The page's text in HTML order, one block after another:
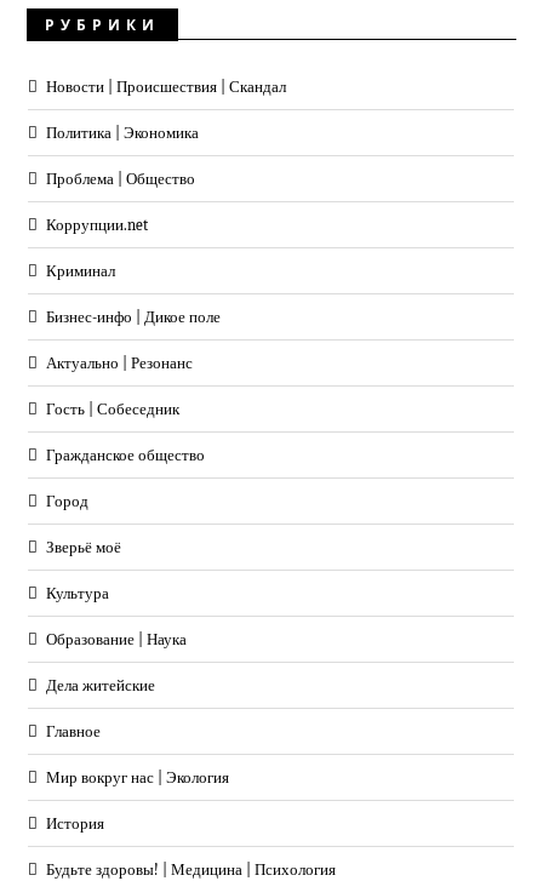
РУБРИКИ
Новости | Происшествия | Скандал
Политика | Экономика
Проблема | Общество
Коррупции.net
Криминал
Бизнес-инфо | Дикое поле
Актуально | Резонанс
Гость | Собеседник
Гражданское общество
Город
Зверьё моё
Культура
Образование | Наука
Дела житейские
Главное
Мир вокруг нас | Экология
История
Будьте здоровы! | Медицина | Психология